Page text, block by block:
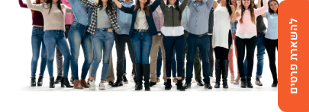
להשארת פרטים